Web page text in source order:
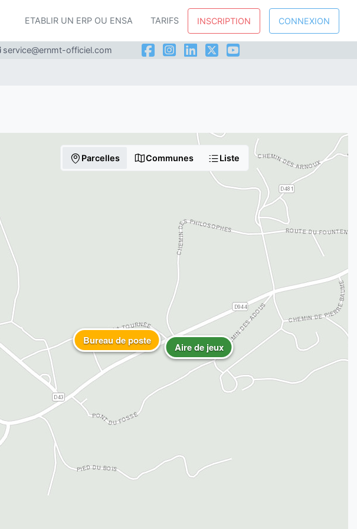
ETABLIR UN ERP OU ENSA TARIFS INSCRIPTION CONNEXION
service@ernmt-officiel.com
Parcelles Communes Liste
Aire de jeux
Bureau de poste